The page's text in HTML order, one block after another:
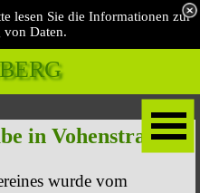
lesen Sie die Informationen zur
von Daten.
in Vohenstrauß
wurde vom